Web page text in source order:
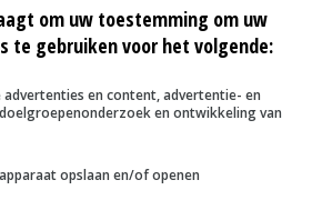
euro betalen
om uw toestemming om uw
te gebruiken voor het volgende:
advertenties en content, advertentie- en
en ontwikkeling van
opslaan en/of openen